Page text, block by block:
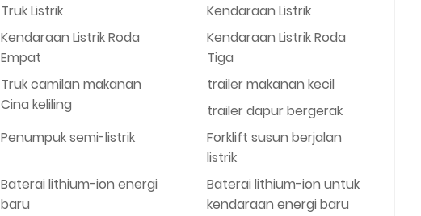
Truk Listrik
Kendaraan Listrik
Kendaraan Listrik Roda
Empat
Kendaraan Listrik Roda
Tiga
Truk camilan makanan
Cina keliling
trailer makanan kecil
trailer dapur bergerak
Penumpuk semi-listrik
Forklift susun berjalan
listrik
Baterai lithium-ion energi
baru
Baterai lithium-ion untuk
kendaraan energi baru